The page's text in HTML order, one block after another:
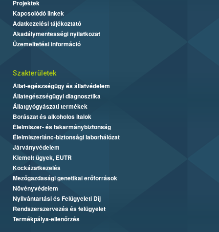
Projektek
Kapcsolódó linkek
Adatkezelési tájékoztató
Akadálymentességi nyilatkozat
Üzemeltetési információ
Szakterületek
Állat-egészségügy és állatvédelem
Állategészségügyi diagnosztika
Állatgyógyászati termékek
Borászat és alkoholos italok
Élelmiszer- és takarmánybiztonság
Élelmiszerlánc-biztonsági laborhálózat
Járványvédelem
Kiemelt ügyek, EUTR
Kockázatkezelés
Mezőgazdasági genetikai erőforrások
Növényvédelem
Nyilvántartási és Felügyeleti Díj
Rendszerszervezés és felügyelet
Termékpálya-ellenőrzés